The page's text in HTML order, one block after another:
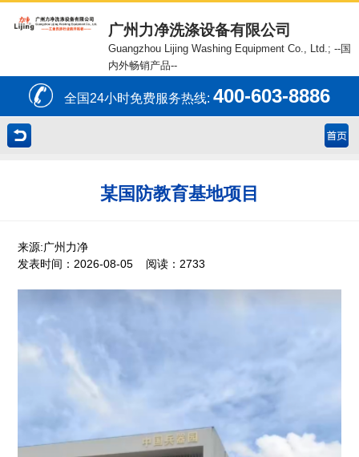
广州力净洗涤设备有限公司
Guangzhou Lijing Washing Equipment Co., Ltd.; --国
内外畅销产品--
全国24小时免费服务热线:400-603-8886
某国防教育基地项目
来源:广州力净
发表时间：2026-08-05 阅读：2733